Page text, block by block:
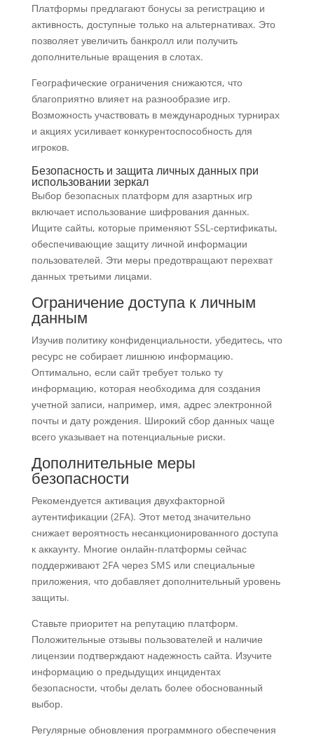
Платформы предлагают бонусы за регистрацию и
активность, доступные только на альтернативах. Это
позволяет увеличить банкролл или получить
дополнительные вращения в слотах.
Географические ограничения снижаются, что
благоприятно влияет на разнообразие игр.
Возможность участвовать в международных турнирах
и акциях усиливает конкурентоспособность для
игроков.
Безопасность и защита личных данных при
использовании зеркал
Выбор безопасных платформ для азартных игр
включает использование шифрования данных.
Ищите сайты, которые применяют SSL-сертификаты,
обеспечивающие защиту личной информации
пользователей. Эти меры предотвращают перехват
данных третьими лицами.
Ограничение доступа к личным
данным
Изучив политику конфиденциальности, убедитесь, что
ресурс не собирает лишнюю информацию.
Оптимально, если сайт требует только ту
информацию, которая необходима для создания
учетной записи, например, имя, адрес электронной
почты и дату рождения. Широкий сбор данных чаще
всего указывает на потенциальные риски.
Дополнительные меры
безопасности
Рекомендуется активация двухфакторной
аутентификации (2FA). Этот метод значительно
снижает вероятность несанкционированного доступа
к аккаунту. Многие онлайн-платформы сейчас
поддерживают 2FA через SMS или специальные
приложения, что добавляет дополнительный уровень
защиты.
Ставьте приоритет на репутацию платформ.
Положительные отзывы пользователей и наличие
лицензии подтверждают надежность сайта. Изучите
информацию о предыдущих инцидентах
безопасности, чтобы делать более обоснованный
выбор.
Регулярные обновления программного обеспечения